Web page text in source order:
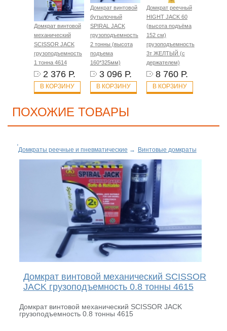
Домкрат винтовой
механический
SCISSOR JACK
грузоподъемность
1 тонна 4614
2 376 Р.
В КОРЗИНУ
Домкрат винтовой
бутылочный
SPIRAL JACK
грузоподъемность
2 тонны (высота
подъема
160*325мм)
3 096 Р.
В КОРЗИНУ
Домкрат реечный
HIGHT JACK 60
(высота подъёма
152 см)
грузоподъемность
3т ЖЕЛТЫЙ (с
держателем)
8 760 Р.
В КОРЗИНУ
ПОХОЖИЕ ТОВАРЫ
Домкраты реечные и пневматические → Винтовые домкраты
Домкрат винтовой механический SCISSOR
JACK грузоподъемность 0.8 тонны 4615
Домкрат винтовой механический SCISSOR JACK
грузоподъемность 0.8 тонны 4615